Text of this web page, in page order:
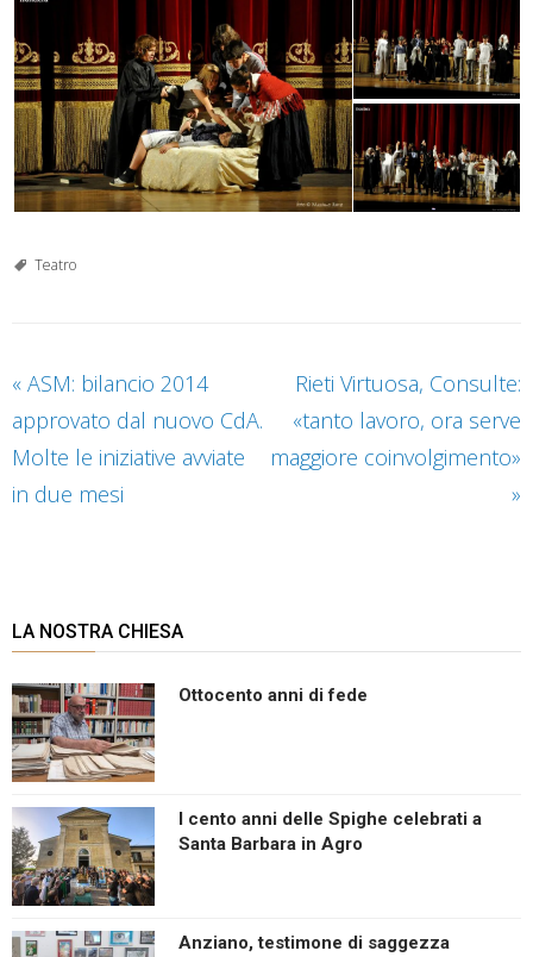
Teatro
« ASM: bilancio 2014
approvato dal nuovo CdA.
Molte le iniziative avviate
in due mesi
Rieti Virtuosa, Consulte:
«tanto lavoro, ora serve
maggiore coinvolgimento»
»
LA NOSTRA CHIESA
Ottocento anni di fede
I cento anni delle Spighe celebrati a
Santa Barbara in Agro
Anziano, testimone di saggezza